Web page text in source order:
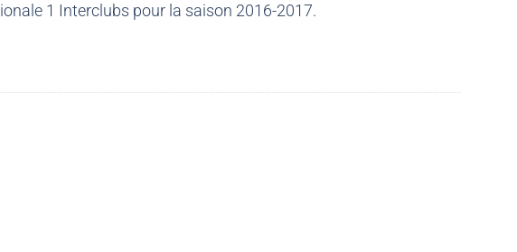
1 Interclubs pour la saison 2016-2017.